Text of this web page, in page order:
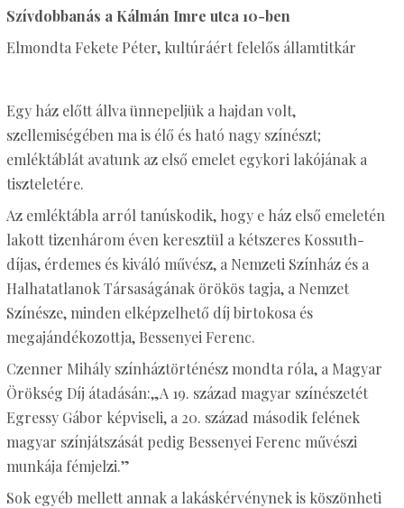
Szívdobbanás a Kálmán Imre utca 10-ben
Elmondta Fekete Péter, kultúráért felelős államtitkár
Egy ház előtt állva ünnepeljük a hajdan volt,
szellemiségében ma is élő és ható nagy színészt;
emléktáblát avatunk az első emelet egykori lakójának a
tiszteletére.
Az emléktábla arról tanúskodik, hogy e ház első emeletén
lakott tizenhárom éven keresztül a kétszeres Kossuth-
díjas, érdemes és kiváló művész, a Nemzeti Színház és a
Halhatatlanok Társaságának örökös tagja, a Nemzet
Színésze, minden elképzelhető díj birtokosa és
megajándékozottja, Bessenyei Ferenc.
Czenner Mihály színháztörténész mondta róla, a Magyar
Örökség Díj átadásán:„A 19. század magyar színészetét
Egressy Gábor képviseli, a 20. század második felének
magyar színjátszását pedig Bessenyei Ferenc művészi
munkája fémjelzi.”
Sok egyéb mellett annak a lakáskérvénynek is köszönheti